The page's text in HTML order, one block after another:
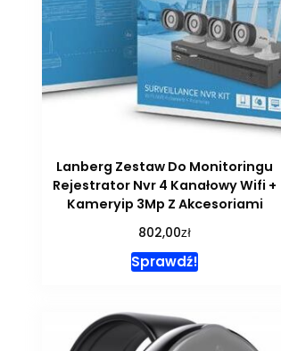
Lanberg Zestaw Do Monitoringu
Rejestrator Nvr 4 Kanałowy Wifi +
Kameryip 3Mp Z Akcesoriami
802,00zł
Sprawdź!